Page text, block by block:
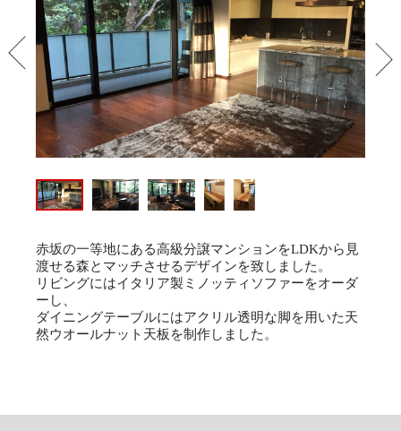
赤坂の一等地にある高級分譲マンションをLDKから見
渡せる森とマッチさせるデザインを致しました。
リビングにはイタリア製ミノッティソファーをオーダ
ーし、
ダイニングテーブルにはアクリル透明な脚を用いた天
然ウオールナット天板を制作しました。